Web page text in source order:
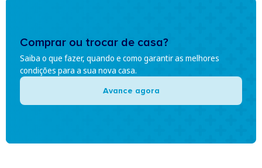
Comprar ou trocar de casa?
Saiba o que fazer, quando e como garantir as melhores
condições para a sua nova casa.
Avance agora